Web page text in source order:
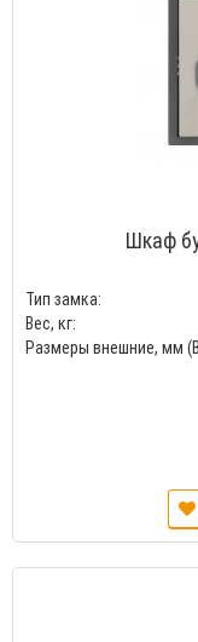
Шкаф
Тип замка:
Вес, кг:
Размеры внешние, мм